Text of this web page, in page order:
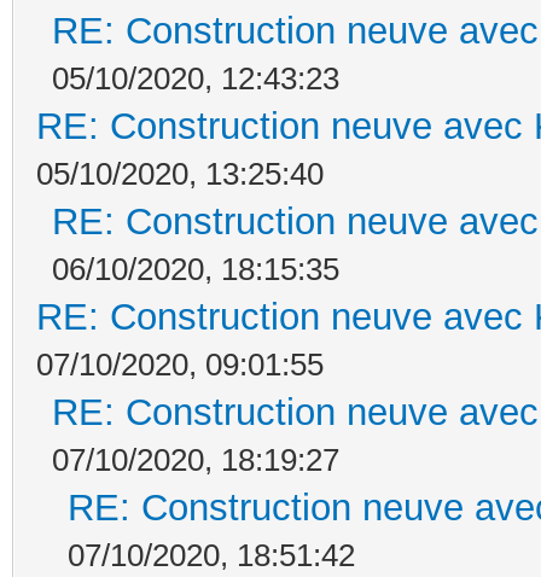
RE: Construction neuve
05/10/2020, 12:43:23
RE: Construction neuve avec
05/10/2020, 13:25:40
RE: Construction neuve
06/10/2020, 18:15:35
RE: Construction neuve avec
07/10/2020, 09:01:55
RE: Construction neuve
07/10/2020, 18:19:27
RE: Construction neuve
07/10/2020, 18:51:42